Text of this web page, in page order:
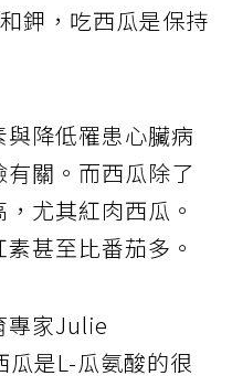
鉀，吃西瓜是保持
降低罹患心臟病
關。而西瓜除了
尤其紅肉西瓜。
甚至比番茄多。
專家Julie
是L-瓜氨酸的很